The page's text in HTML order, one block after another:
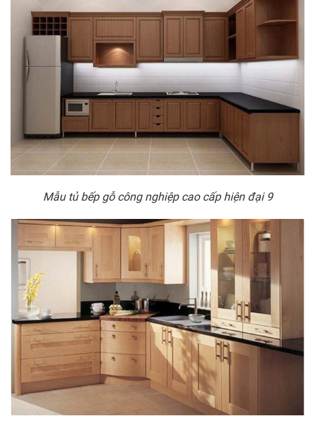
Mẫu tủ bếp gỗ công nghiệp cao cấp hiện đại 9